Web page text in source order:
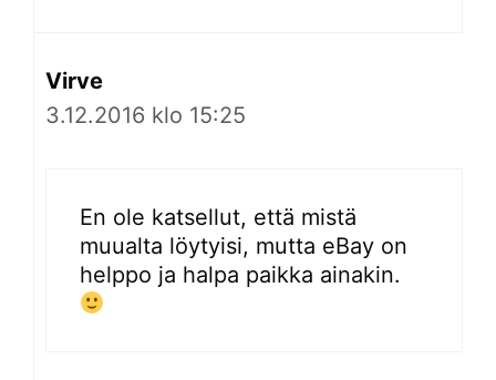
Virve
3.12.2016 klo 15:25
En ole katsellut, että mistä
muualta löytyisi, mutta eBay on
helppo ja halpa paikka ainakin.